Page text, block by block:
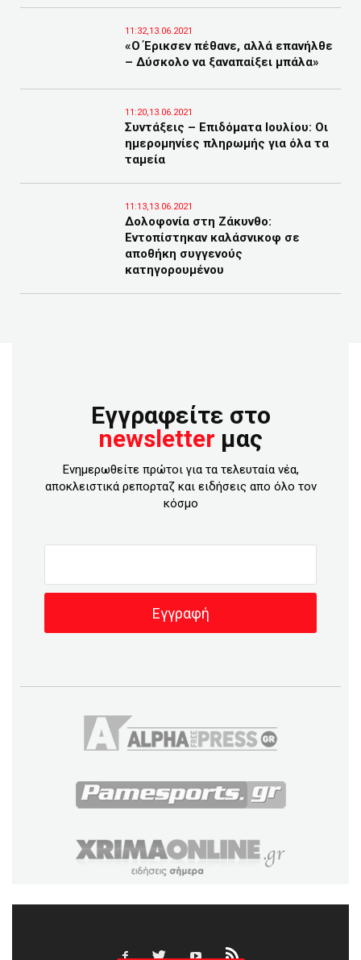
11:32,13.06.2021
«Ο Έρικσεν πέθανε, αλλά επανήλθε
– Δύσκολο να ξαναπαίξει μπάλα»
11:20,13.06.2021
Συντάξεις – Επιδόματα Ιουλίου: Oι
ημερομηνίες πληρωμής για όλα τα
ταμεία
11:13,13.06.2021
Δολοφονία στη Ζάκυνθο:
Εντοπίστηκαν καλάσνικοφ σε
αποθήκη συγγενούς
κατηγορουμένου
Εγγραφείτε στο
newsletter μας
Ενημερωθείτε πρώτοι για τα τελευταία νέα,
αποκλειστικά ρεπορταζ και ειδήσεις απο όλο τον
κόσμο